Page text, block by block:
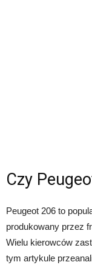
Czy
Peugeot 206 to
produkowany przez
Wielu kierowców
tym artykule